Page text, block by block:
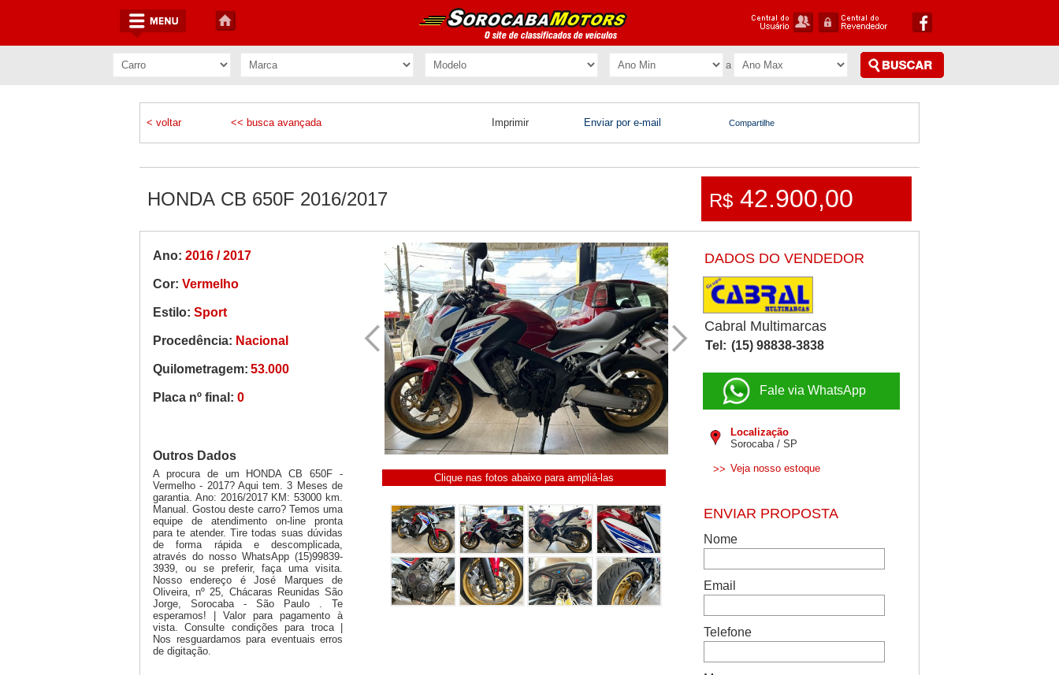
< voltar << busca avançada Imprimir Enviar por e-mail Compartilhe
HONDA CB 650F 2016/2017 R$ 42.900,00
Ano: 2016 / 2017
Cor: Vermelho
Estilo: Sport
Procedência: Nacional
Quilometragem: 53.000
Placa nº final: 0
Outros Dados
A procura de um HONDA CB 650F -
Vermelho - 2017? Aqui tem. 3 Meses de
garantia. Ano: 2016/2017 KM: 53000 km.
Manual. Gostou deste carro? Temos uma
equipe de atendimento on-line pronta
para te atender. Tire todas suas dúvidas
de forma rápida e descomplicada,
através do nosso WhatsApp (15)99839-
3939, ou se preferir, faça uma visita.
Nosso endereço é José Marques de
Oliveira, nº 25, Chácaras Reunidas São
Jorge, Sorocaba - São Paulo . Te
esperamos! | Valor para pagamento à
vista. Consulte condições para troca |
Nos resguardamos para eventuais erros
de digitação.
Clique nas fotos abaixo para ampliá-las
DADOS DO VENDEDOR
Cabral Multimarcas
Tel: (15) 98838-3838
Fale via WhatsApp
Localização
Sorocaba / SP
>> Veja nosso estoque